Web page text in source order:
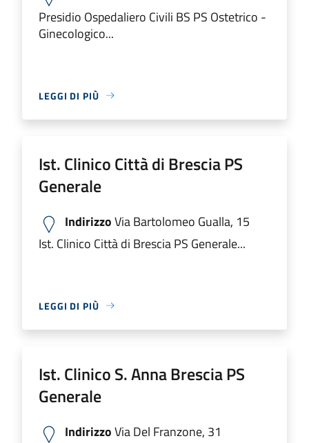
Presidio Ospedaliero Civili BS PS Ostetrico -
Ginecologico...
LEGGI DI PIÙ
Ist. Clinico Città di Brescia PS
Generale
IndirizzoVia Bartolomeo Gualla, 15
Ist. Clinico Città di Brescia PS Generale...
LEGGI DI PIÙ
Ist. Clinico S. Anna Brescia PS
Generale
IndirizzoVia Del Franzone, 31